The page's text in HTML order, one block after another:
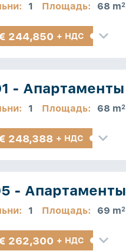
1 Площадь: 68 m2
244,850 + НДС
- Апартаменты
1 Площадь: 68 m2
248,388 + НДС
- Апартаменты
1 Площадь: 69 m2
262,300 + НДС